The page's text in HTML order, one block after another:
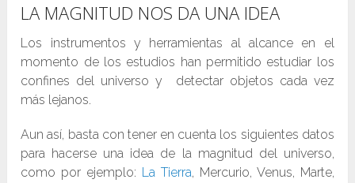
LA MAGNITUD NOS DA UNA IDEA
Los instrumentos y herramientas al alcance en el
momento de los estudios han permitido estudiar los
confines del universo y detectar objetos cada vez
más lejanos.
Aun así, basta con tener en cuenta los siguientes datos
para hacerse una idea de la magnitud del universo,
como por ejemplo: La Tierra, Mercurio, Venus, Marte,